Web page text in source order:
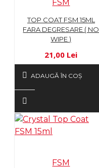
FSM
TOP COAT FSM 15ML
FARA DEGRESARE ( NO
WIPE )
21,00 Lei
ADAUGĂ ÎN COŞ
FSM